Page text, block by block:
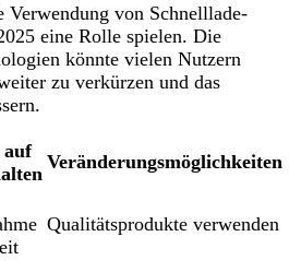
von Schnelllade-
eine Rolle spielen. Die
könnte vielen Nutzern
zu verkürzen und das
auf
Veränderungsmöglichkeiten
Qualitätsprodukte verwenden